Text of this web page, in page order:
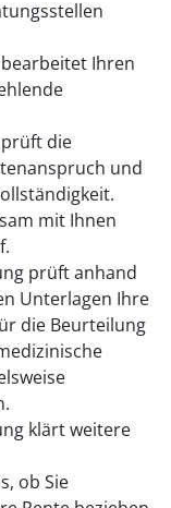
Ihren
die
und
mit Ihnen
prüft anhand
Unterlagen Ihre
die Beurteilung
klärt weitere
ob Sie